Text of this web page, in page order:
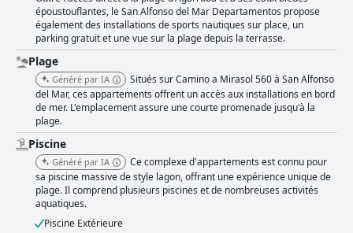
époustouflantes, le San Alfonso del Mar Departamentos propose
également des installations de sports nautiques sur place, un
parking gratuit et une vue sur la plage depuis la terrasse.
Plage
Généré par IA
Situés sur Camino a Mirasol 560 à San Alfonso
del Mar, ces appartements offrent un accès aux installations en bord
de mer. L'emplacement assure une courte promenade jusqu'à la
plage.
Piscine
Généré par IA
Ce complexe d'appartements est connu pour
sa piscine massive de style lagon, offrant une expérience unique de
plage. Il comprend plusieurs piscines et de nombreuses activités
aquatiques.
Piscine Extérieure